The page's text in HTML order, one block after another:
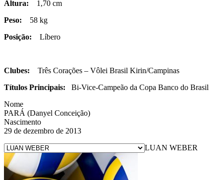
Altura: 1,70 cm
Peso: 58 kg
Posição: Líbero
Clubes: Três Corações – Vôlei Brasil Kirin/Campinas
Títulos Principais: Bi-Vice-Campeão da Copa Banco do Brasil
Nome
PARÁ (Danyel Conceição)
Nascimento
29 de dezembro de 2013
LUAN WEBER